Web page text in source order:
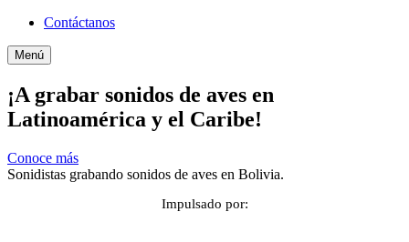
Contáctanos
Menú
¡A grabar sonidos de aves en
Latinoamérica y el Caribe!
Conoce más
Sonidistas grabando sonidos de aves en Bolivia.
Impulsado por: